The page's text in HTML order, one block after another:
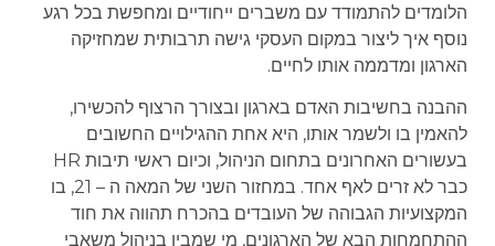
הלומדים להתמודד עם משברים ייחודיים ומחפשת בכל רגע
נוסף איך ליצור במקום העסקי גישה תרבותית שמחזיקה
הארגון ומדממה אותו לחיים.
ההבנה בחשיבות האדם בארגון ובצורך הרצוף להכשירו,
להאמין בו ולשמר אותו, היא אחת ההגילויים החשובים
בעשורים האחרונים בתחום הניהול, וכיום ראשי תיבות HR
כבר לא זרים לאף אחד. במחזור השני של המאה ה – 21, בו
המקצועיות הגבוהה של העובדים בהכרח תהווה את חוד
ההתחמחות הבא של הארגונים, מי שמבין בניהול משאבי